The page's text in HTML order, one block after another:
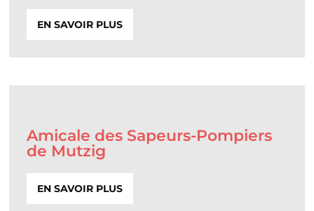
EN SAVOIR PLUS
Amicale des Sapeurs-Pompiers
de Mutzig
EN SAVOIR PLUS